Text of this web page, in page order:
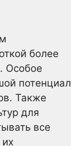
более
Особое
потенциал
Также
для
все